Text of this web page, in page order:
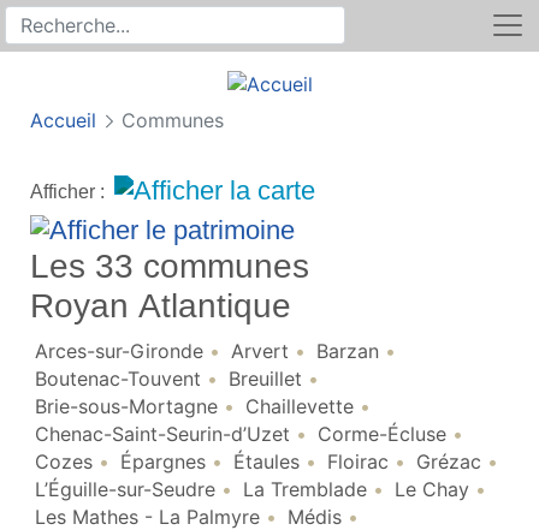
Recherche sur le site
Rechercher
Accueil Communes
Afficher :
Les 33 communes
Royan Atlantique
Arces-sur-Gironde Arvert
Barzan
Boutenac-Touvent
Breuillet
Brie-sous-Mortagne
Chaillevette
Chenac-Saint-Seurin-d’Uzet
Corme-Écluse
Cozes
Épargnes Étaules Floirac
Grézac
L’Éguille-sur-Seudre
La Tremblade
Le Chay
Les Mathes - La Palmyre
Médis